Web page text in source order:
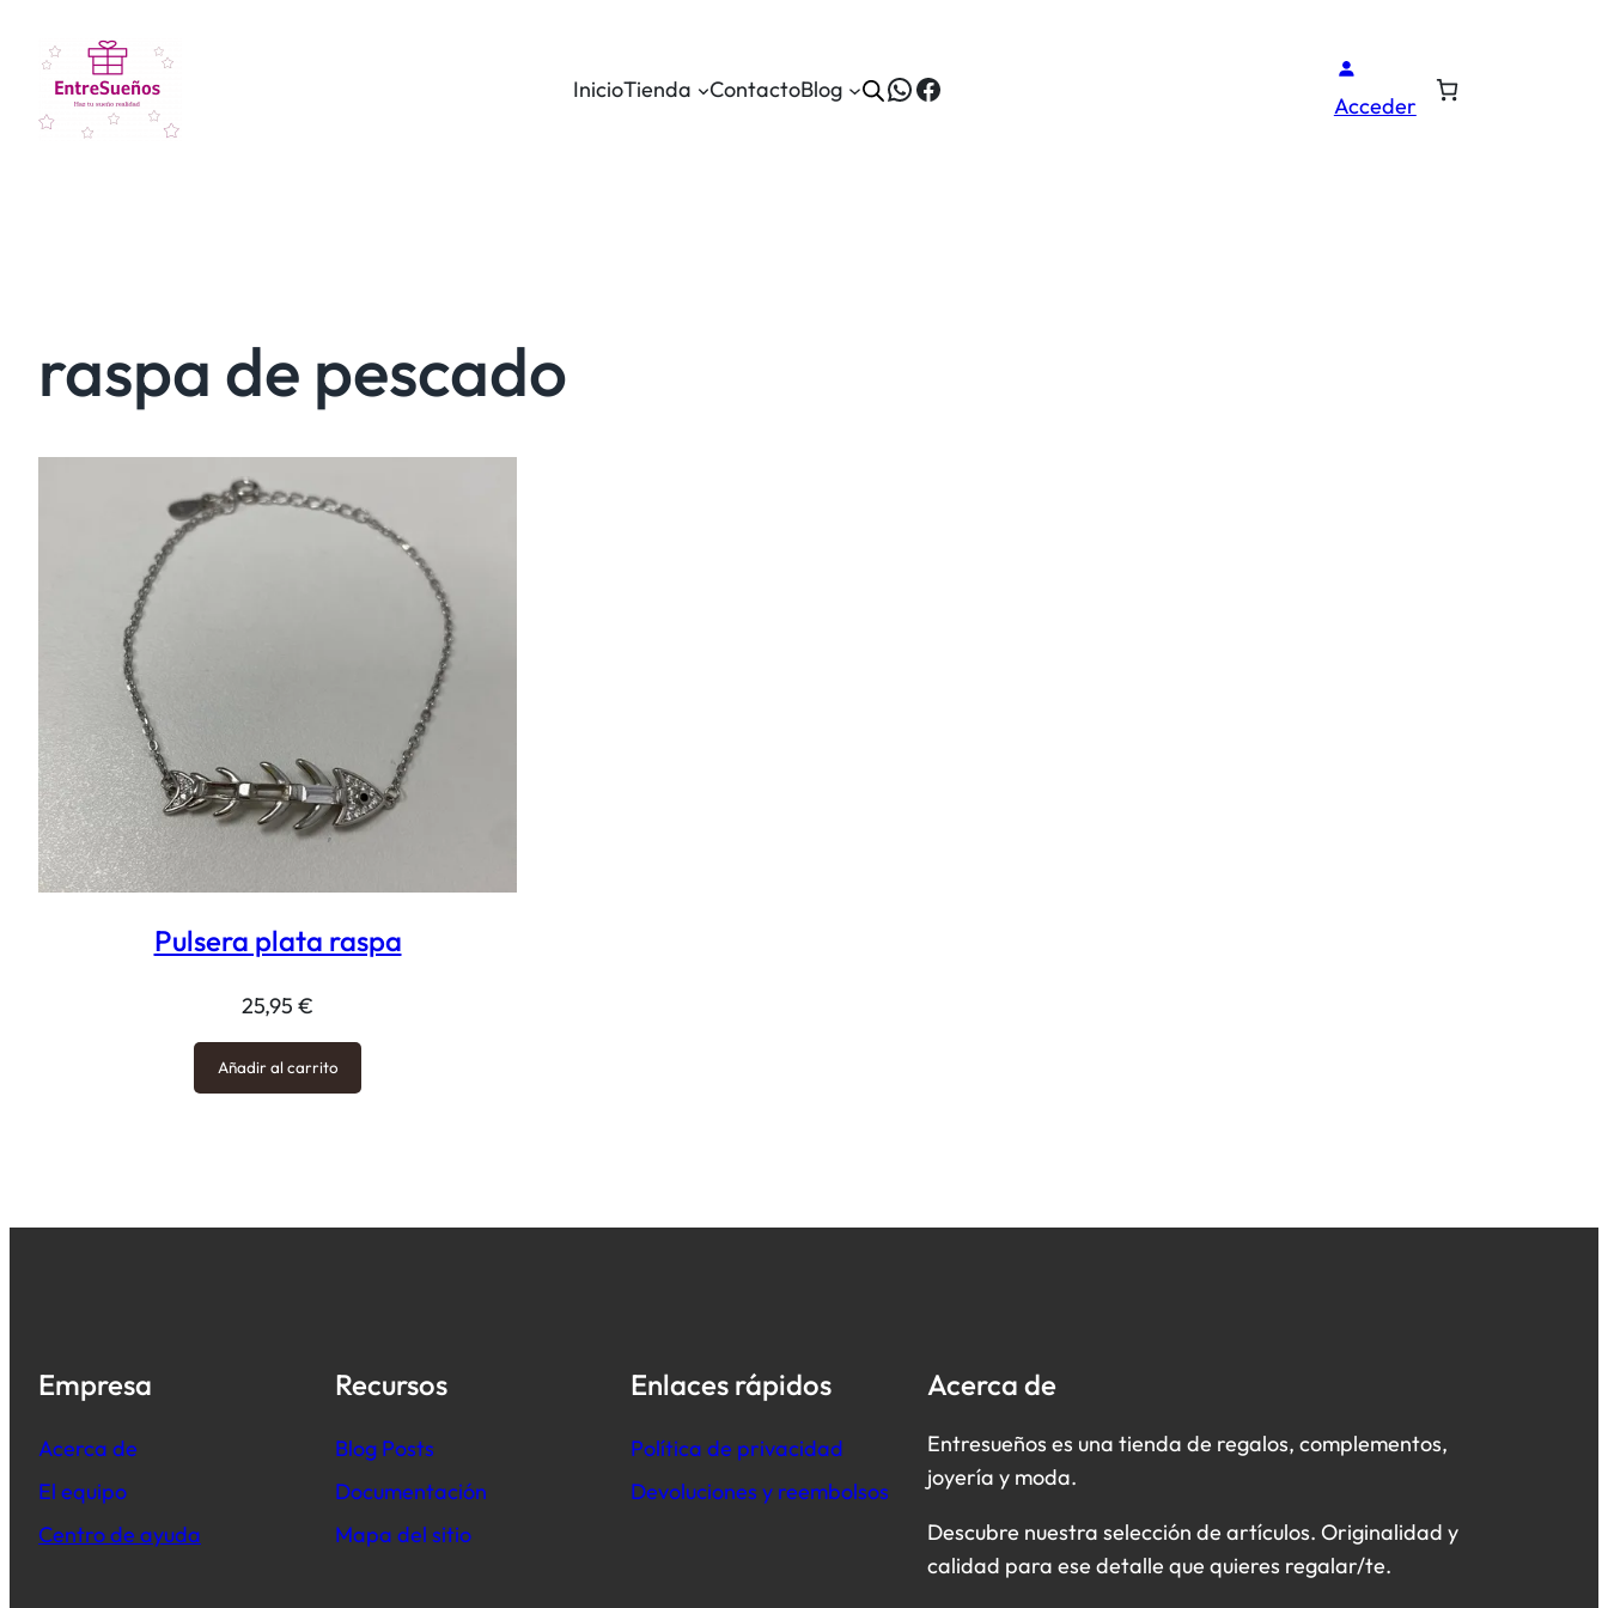
InicioTienda ContactoBlog WhatsApp
Facebook Acceder
raspa de pescado
Pulsera plata raspa
25,95 €
Añadir al carrito
Empresa
Acerca de
El equipo
Centro de ayuda
Recursos
Blog Posts
Documentación
Mapa del sitio
Enlaces rápidos
Política de privacidad
Devoluciones y reembolsos
Acerca de
Entresueños es una tienda de regalos, complementos,
joyería y moda.
Descubre nuestra selección de artículos. Originalidad y
calidad para ese detalle que quieres regalar/te.